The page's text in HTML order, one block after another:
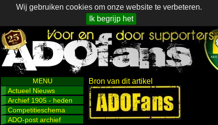
Wij gebruiken cookies om onze website te verbeteren.
Ik begrijp het
MENU
Actueel Nieuws
Archief 1905 - heden
Competitieschema
ADO-post archief
Bron van dit artikel